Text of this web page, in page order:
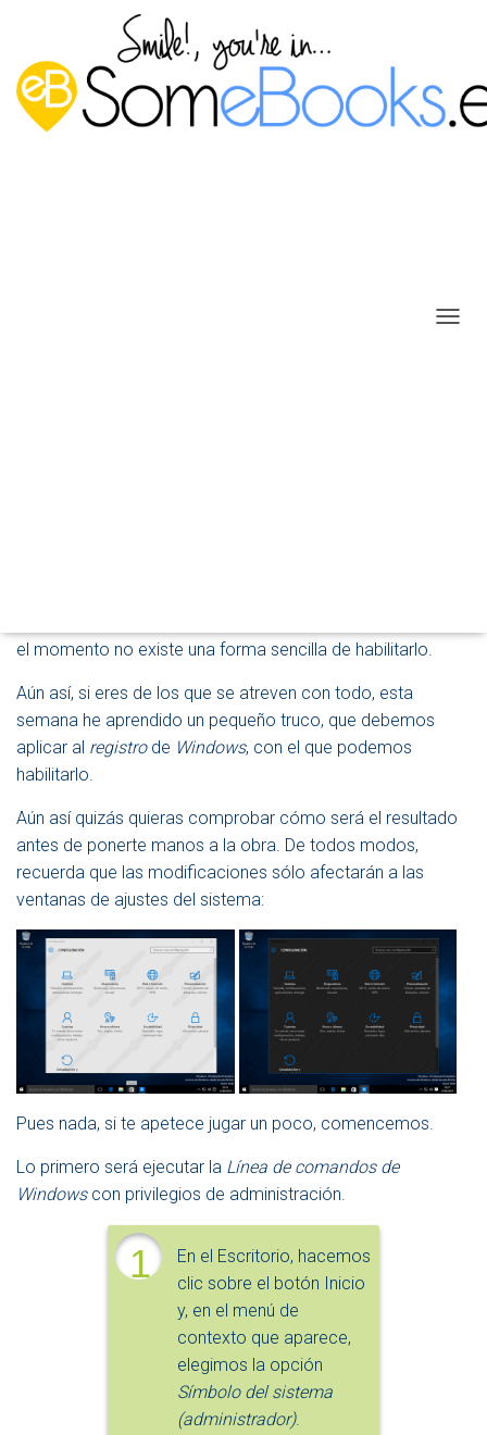
el momento no existe una forma sencilla de habilitarlo.
Aún así, si eres de los que se atreven con todo, esta
semana he aprendido un pequeño truco, que debemos
aplicar al registrode Windows, con el que podemos
habilitarlo.
Aún así quizás quieras comprobar cómo será el resultado
antes de ponerte manos a la obra. De todos modos,
recuerda que las modificaciones sólo afectarán a las
ventanas de ajustes del sistema:
Pues nada, si te apetece jugar un poco, comencemos.
Lo primero será ejecutar la Línea de comandos de
Windowscon privilegios de administración.
1
En el Escritorio, hacemos
clic sobre el botón Inicio
y, en el menú de
contexto que aparece,
elegimos la opción
Símbolo del sistema
(administrador).